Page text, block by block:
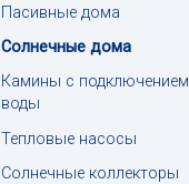
Пасивные дома
Солнечные дома
Камины с подключением
воды
Тепловые насосы
Солнечные коллекторы